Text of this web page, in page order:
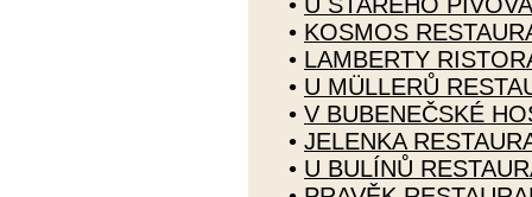
• KOSMOS
• LAMBERTY
• U MÜLLERŮ
• V BUBENEČSKÉ
• JELENKA
• U BULÍNŮ